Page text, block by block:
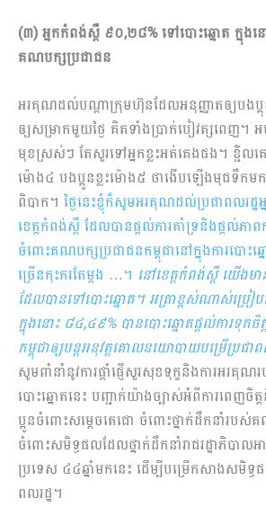
(៣) អ្នកកំពង់ស្ពឺ ៩០,២៨% ទៅបោះឆ្នោត ក្នុង
គណបក្សប្រជាជន
អរគុណដល់បណ្ដាក្រុមហ៊ុនដែលអនុញ្ញាតឲ្យបងប្អុ
ឲ្យសម្រាកមួយថ្ងៃ គិតទាំងប្រាក់​បៀវត្សពេញ។​
មុខស្រស់ៗ តែសួរទៅអ្នកខ្លះអត់គេងផង។ ខ្ជិល
ម៉ោង៤ បងប្អូនខ្លះម៉ោង៥ ថាងើបឡើងមុជទឹកមក
ពិបាក។ ថ្ងៃនេះខ្ញុំក៏សូមអរគុណដល់ប្រជាពលរដ្
ខេត្តកំពង់ស្ពឺ ដែលបានផ្ដល់ការគាំទ្រនិងផ្តល់ភ
ចំពោះគណបក្សប្រជាជនកម្ពុជានៅក្នុងការបោះឆ្
ច្រើនកុះ​ក​រ​តែម្ដង …។ នៅខេត្តកំពង់ស្ពឺ យើង
ដែលបានទៅបោះឆ្នោត។ អត្រាខ្ពស់ណាស់ប្រៀ
ក្នុងនោះ ៨៤,៤៩% បានបោះឆ្នោតផ្ដល់ការទុក
កម្ពុជាឲ្យបន្តអនុវត្តគោលនយោបាយបម្រើប្រជ
សូមពាំនាំនូវការផ្ដាំផ្ញើសួរសុខ​ទុក្ខនិងការអរគុ
បោះឆ្នោតនេះ បញ្ជាក់យ៉ាងច្បាស់អំពីការពេញចិ
ប្អូនចំពោះសម្ដេចតេជោ ចំពោះថ្នាក់ដឹកនាំរ
ចំពោះសមិទ្ធផលដែលថ្នាក់ដឹកនាំរាជរដ្ឋាភិបាល
ប្រទេស ៤៤ឆ្នាំមកនេះ ដើម្បីបម្រើកសាងសមិទ្ធ
ពលរដ្ឋ។